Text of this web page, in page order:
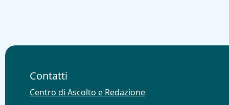
Contatti
Centro di Ascolto e Redazione